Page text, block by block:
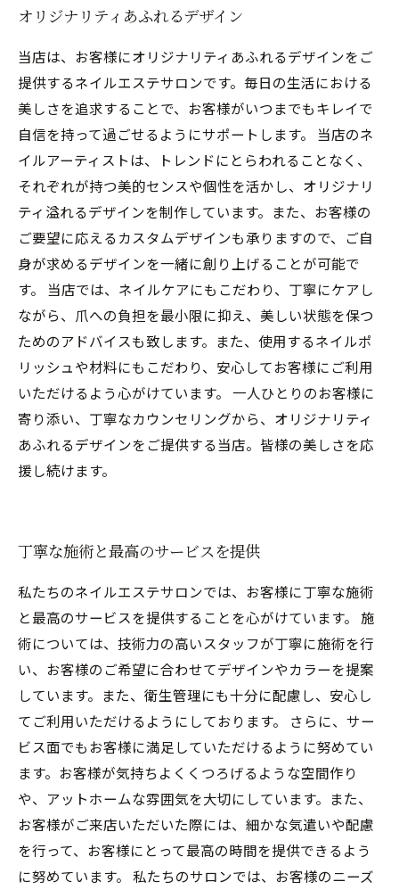
オリジナリティあふれるデザイン
当店は、お客様にオリジナリティあふれるデザインをご
提供するネイルエステサロンです。毎日の生活における
美しさを追求することで、お客様がいつまでもキレイで
自信を持って過ごせるようにサポートします。 当店のネ
イルアーティストは、トレンドにとらわれることなく、
それぞれが持つ美的センスや個性を活かし、オリジナリ
ティ溢れるデザインを制作しています。また、お客様の
ご要望に応えるカスタムデザインも承りますので、ご自
身が求めるデザインを一緒に創り上げることが可能で
す。 当店では、ネイルケアにもこだわり、丁寧にケアし
ながら、爪への負担を最小限に抑え、美しい状態を保つ
ためのアドバイスも致します。また、使用するネイルポ
リッシュや材料にもこだわり、安心してお客様にご利用
いただけるよう心がけています。 一人ひとりのお客様に
寄り添い、丁寧なカウンセリングから、オリジナリティ
あふれるデザインをご提供する当店。皆様の美しさを応
援し続けます。
丁寧な施術と最高のサービスを提供
私たちのネイルエステサロンでは、お客様に丁寧な施術
と最高のサービスを提供することを心がけています。 施
術については、技術力の高いスタッフが丁寧に施術を行
い、お客様のご希望に合わせてデザインやカラーを提案
しています。また、衛生管理にも十分に配慮し、安心し
てご利用いただけるようにしております。 さらに、サー
ビス面でもお客様に満足していただけるように努めてい
ます。お客様が気持ちよくくつろげるような空間作り
や、アットホームな雰囲気を大切にしています。また、
お客様がご来店いただいた際には、細かな気遣いや配慮
を行って、お客様にとって最高の時間を提供できるよう
に努めています。 私たちのサロンでは、お客様のニーズ